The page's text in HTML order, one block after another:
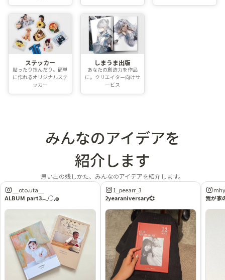
ステッカー
貼ったり挟んだり。簡単
に作れるオリジナルステ
ッカー
しまうま出版
あなたの創造力を作品
に。クリエイター向けサ
ービス
みんなのアイデアを
紹介します
思い出の残しかた、みんなのアイデアを紹介します。
__oto.uta__
ALBUM part3𓂃◌𓈒𓐍
1_peearr_3
2yearaniversary💞
我が家